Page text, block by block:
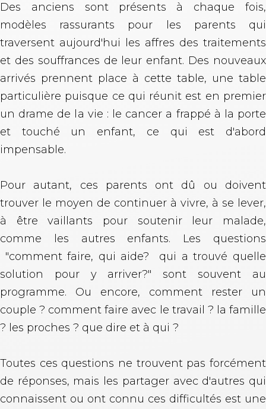
Des anciens sont présents à chaque fois,
modèles rassurants pour les parents qui
traversent aujourd'hui les affres des traitements
et des souffrances de leur enfant. Des nouveaux
arrivés prennent place à cette table, une table
particulière puisque ce qui réunit est en premier
un drame de la vie : le cancer a frappé à la porte
et touché un enfant, ce qui est d'abord
impensable.
Pour autant, ces parents ont dû ou doivent
trouver le moyen de continuer à vivre, à se lever,
à être vaillants pour soutenir leur malade,
comme les autres enfants. Les questions
"comment faire, qui aide? qui a trouvé quelle
solution pour y arriver?" sont souvent au
programme. Ou encore, comment rester un
couple ? comment faire avec le travail ? la famille
? les proches ? que dire et à qui ?
Toutes ces questions ne trouvent pas forcément
de réponses, mais les partager avec d'autres qui
connaissent ou ont connu ces difficultés est une